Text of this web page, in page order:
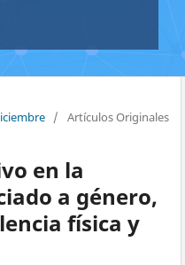
/ Artículos Originales
en la
a género,
física y